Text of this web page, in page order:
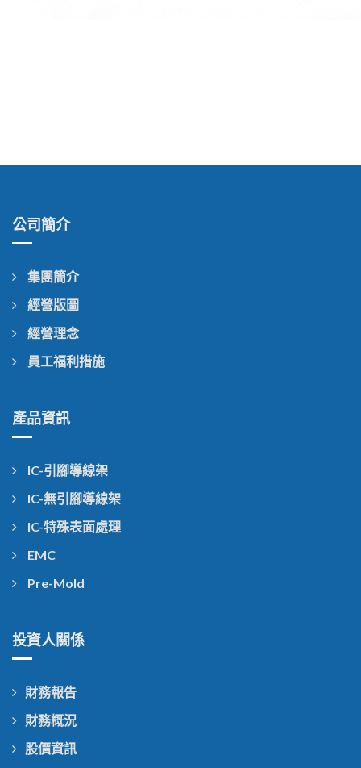
公司簡介
集團簡介
經營版圖
經營理念
員工福利措施
產品資訊
IC-引腳導線架
IC-無引腳導線架
IC-特殊表面處理
EMC
Pre-Mold
投資人關係
財務報告
財務概況
股價資訊